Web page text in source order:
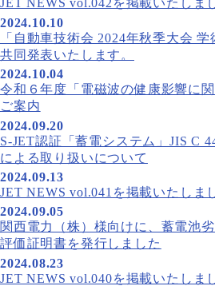
JET NEWS vol.042を掲載いたしま
2024.10.10
「自動車技術会 2024年秋季大会
共同発表いたします。
2024.10.04
令和６年度「電磁波の健康影響に
ご案内
2024.09.20
S-JET認証「蓄電システム」JIS C
による取り扱いについて
2024.09.13
JET NEWS vol.041を掲載いたしま
2024.09.05
関西電力（株）様向けに、蓄電池
評価証明書を発行しました
2024.08.23
JET NEWS vol.040を掲載いたしま